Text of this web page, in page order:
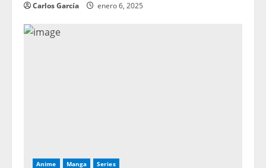
Carlos García enero 6, 2025
Anime Manga Series